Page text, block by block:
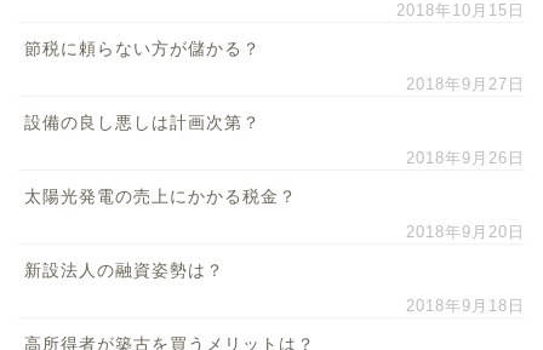
2018年10月15日
節税に頼らない方が儲かる？
2018年9月27日
設備の良し悪しは計画次第？
2018年9月26日
太陽光発電の売上にかかる税金？
2018年9月20日
新設法人の融資姿勢は？
2018年9月18日
高所得者が築古を買うメリットは？